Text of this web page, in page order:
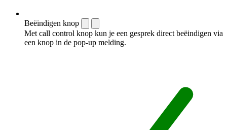
Beëindigen knop
Met call control knop kun je een gesprek direct beëindigen via
een knop in de pop-up melding.